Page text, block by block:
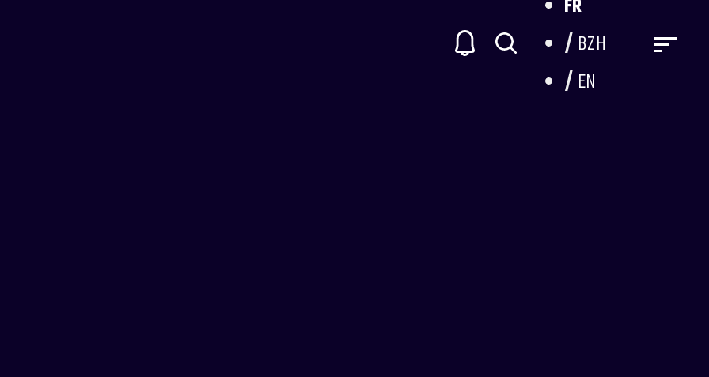
FR
BZH
EN